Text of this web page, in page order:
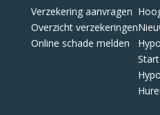
Verzekering aanvragen
Overzicht verzekeringen
Online schade melden